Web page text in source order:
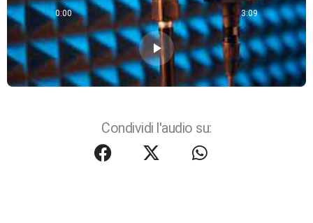
0:00 3:09
play_arrow
Condividi l'audio su: